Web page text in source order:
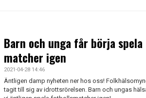
BLI PARTNER TILL LIS
STÖDMEDLEM
SPELARE
Barn och unga får börja spela
matcher igen
2021-04-28 14:46
Äntligen damp nyheten ner hos oss!
tagit till sig av idrottsrörelsen. Barn och ungas